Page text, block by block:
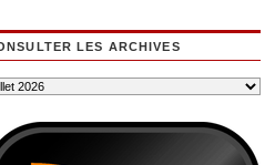
LES ARCHIVES